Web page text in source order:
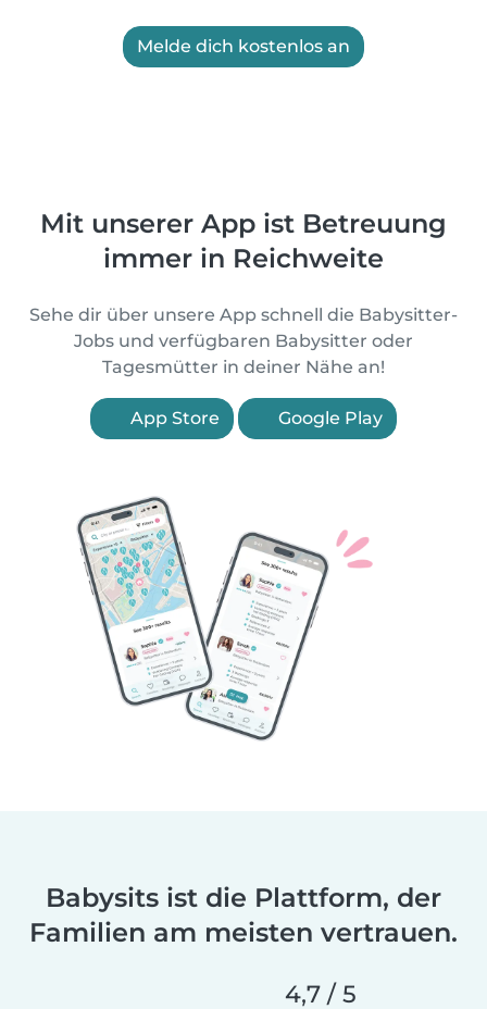
Melde dich kostenlos an
Mit unserer App ist Betreuung
immer in Reichweite
Sehe dir über unsere App schnell die Babysitter-
Jobs und verfügbaren Babysitter oder
Tagesmütter in deiner Nähe an!
App Store Google Play
Babysits ist die Plattform, der
Familien am meisten vertrauen.
4,7 / 5